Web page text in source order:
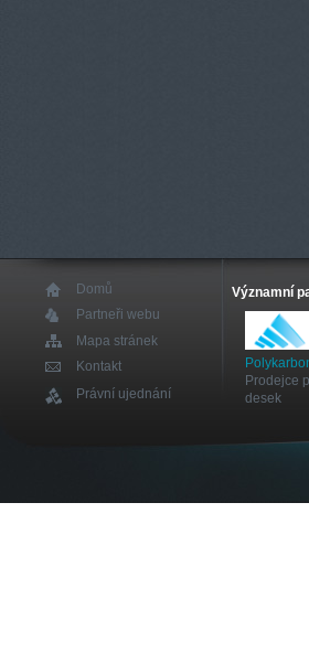
Domů
Partneři webu
Mapa stránek
Kontakt
Právní ujednání
Významní
Prodejce
desek